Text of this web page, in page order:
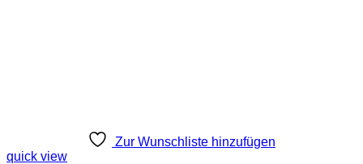
Zur Wunschliste hinzufügen
quick view